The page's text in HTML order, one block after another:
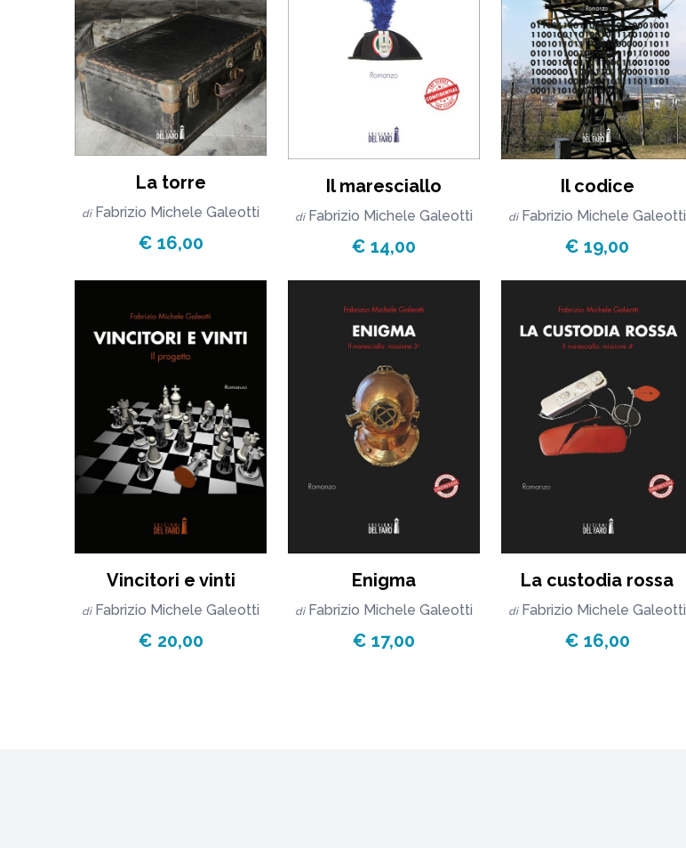
La torre
di Fabrizio Michele Galeotti
€ 16,00
Il maresciallo
di Fabrizio Michele Galeotti
€ 14,00
Il codice
di Fabrizio Michele Galeotti
€ 19,00
Vincitori e vinti
di Fabrizio Michele Galeotti
€ 20,00
Enigma
di Fabrizio Michele Galeotti
€ 17,00
La custodia rossa
di Fabrizio Michele Galeotti
€ 16,00